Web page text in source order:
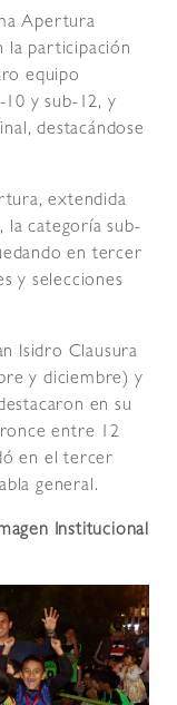
Apertura
la participación
equipo
y sub-12, y
destacándose
extendida
la categoría sub-
en tercer
y selecciones
Isidro Clausura
y diciembre) y
en su
entre 12
en el tercer
general.
Institucional